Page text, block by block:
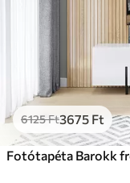
6125Ft3675 Ft
Fotótapéta Barokk